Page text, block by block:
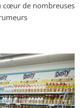
cœur de nombreuses